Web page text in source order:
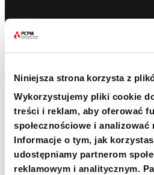
Niniejsza strona korzysta z
Wykorzystujemy pliki cookie
treści i reklam, aby oferować
społecznościowe i
Informacje o tym, jak
udostępniamy partnerom
reklamowym i analitycznym.
newslettera. Informacje o
działaniach i zakończonych
Adres e-mail